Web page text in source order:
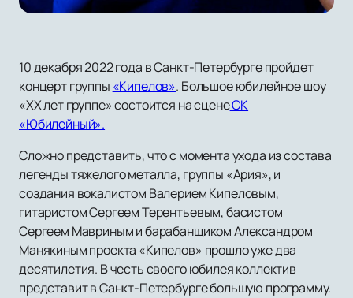
10 декабря 2022 года в Санкт-Петербурге пройдет
концерт группы «Кипелов». Большое юбилейное шоу
«XX лет группе» состоится на сценеСК
«Юбилейный».
Сложно представить, что с момента ухода из состава
легенды тяжелого металла, группы «Ария», и
создания вокалистом Валерием Кипеловым,
гитаристом Сергеем Терентьевым, басистом
Сергеем Мавриным и барабанщиком Александром
Манякиным проекта «Кипелов» прошло уже два
десятилетия. В честь своего юбилея коллектив
представит в Санкт-Петербурге большую программу.